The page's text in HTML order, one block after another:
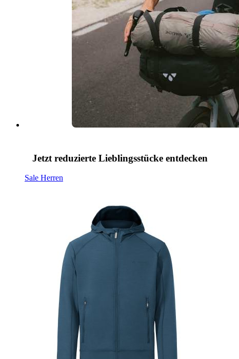
Jetzt reduzierte Lieblingsstücke entdecken
Sale Herren